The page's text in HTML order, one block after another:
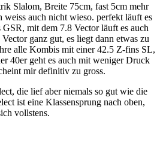
Slalom, Breite 75cm, fast 5cm mehr
weiss auch nicht wieso. perfekt läuft es
mit dem 7.8 Vector läuft es auch
ganz gut, es liegt dann etwas zu
alle Kombis mit einer 42.5 Z-fins SL,
40er geht es auch mit weniger Druck
mir definitiv zu gross.
die lief aber niemals so gut wie die
ist eine Klassensprung nach oben,
vollstens.